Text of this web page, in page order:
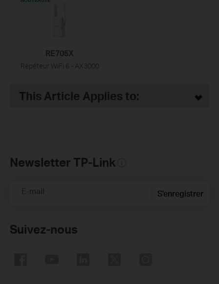
RE705X
Répéteur WiFi 6 - AX3000
This Article Applies to:
Newsletter TP-Link
E-mail S'enregistrer
Suivez-nous